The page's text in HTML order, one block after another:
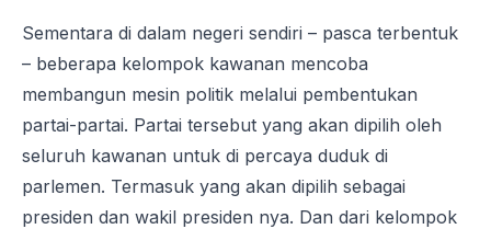
Sementara di dalam negeri sendiri – pasca terbentuk
– beberapa kelompok kawanan mencoba
membangun mesin politik melalui pembentukan
partai-partai. Partai tersebut yang akan dipilih oleh
seluruh kawanan untuk di percaya duduk di
parlemen. Termasuk yang akan dipilih sebagai
presiden dan wakil presiden nya. Dan dari kelompok